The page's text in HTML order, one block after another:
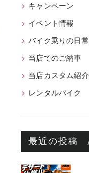
キャンペーン
イベント情報
バイク乗りの日常
当店でのご納車
当店カスタム紹介
レンタルバイク
最近の投稿